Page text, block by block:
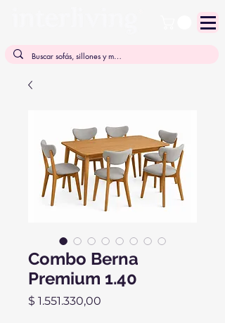
Combo Berna
Premium 1.40
$ 1.551.330,00